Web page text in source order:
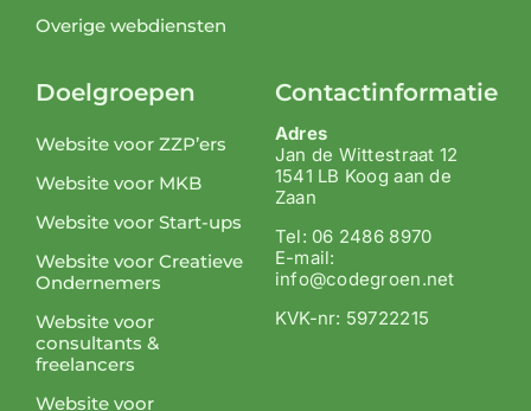
Overige webdiensten
Doelgroepen
Website voor ZZP’ers
Website voor MKB
Website voor Start-ups
Website voor Creatieve
Ondernemers
Website voor
consultants &
freelancers
Website voor
Contactinformatie
Adres
Jan de Wittestraat 12
1541 LB Koog aan de
Zaan
Tel: 06 2486 8970
E-mail:
info@codegroen.net
KVK-nr: 59722215